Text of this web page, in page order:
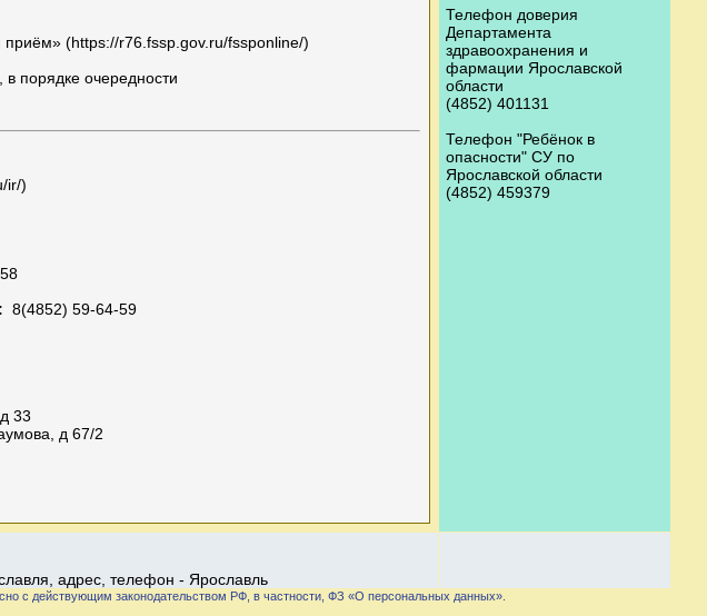
приём» (https://r76.fssp.gov.ru/fssponline/)
порядке очередности
ir/)
8(4852) 59-64-59
33
д 67/2
Телефон доверия
Департамента
здравоохранения и
фармации Ярославской
области
(4852) 401131
Телефон "Ребёнок в
опасности" СУ по
Ярославской области
(4852) 459379
адрес, телефон - Ярославль
с действующим законодательством РФ, в частности, ФЗ «О персональных данных».